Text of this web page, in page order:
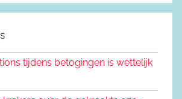
tijdens betogingen is wettelijk